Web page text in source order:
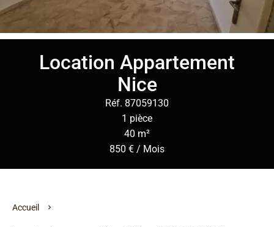
Location Appartement
Nice
Réf. 87059130
1 pièce
40 m²
850 € / Mois
Accueil